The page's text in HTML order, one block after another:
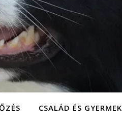
CSALÁD ÉS GYERMEK